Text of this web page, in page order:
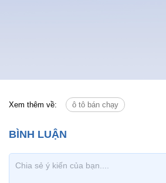
Xem thêm về: ô tô bán chạy